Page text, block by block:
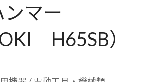
マー
H65SB）